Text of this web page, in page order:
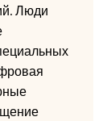
Люди